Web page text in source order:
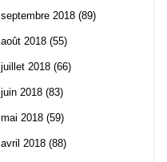
septembre 2018 (89)
août 2018 (55)
juillet 2018 (66)
juin 2018 (83)
mai 2018 (59)
avril 2018 (88)